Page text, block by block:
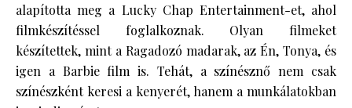
alapította meg a Lucky Chap Entertainment-et, ahol
filmkészítéssel foglalkoznak. Olyan filmeket
készítettek, mint a Ragadozó madarak, az Én, Tonya, és
igen a Barbie film is. Tehát, a színésznő nem csak
színészként keresi a kenyerét, hanem a munkálatokban